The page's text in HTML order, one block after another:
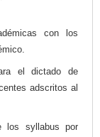
con los
el dictado de
adscritos al
los syllabus por